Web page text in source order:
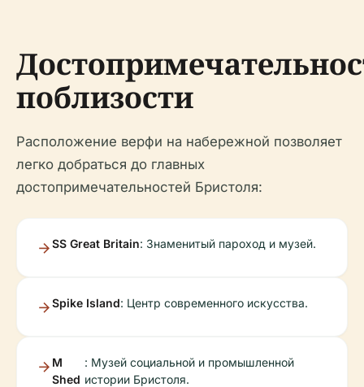
поблизости
Расположение верфи на набережной позволяет
легко добраться до главных
достопримечательностей Бристоля:
SS Great Britain: Знаменитый пароход и музей.
Spike Island: Центр современного искусства.
M
Shed
: Музей социальной и промышленной
истории Бристоля.